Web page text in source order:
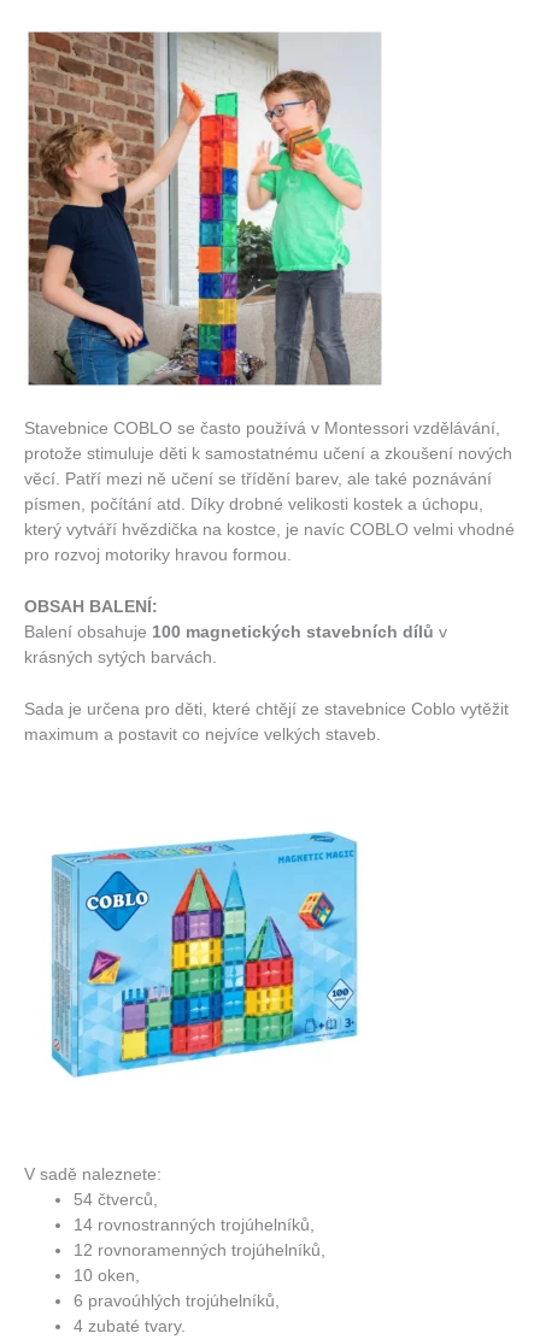
Stavebnice COBLO se často používá v Montessori vzdělávání,
protože stimuluje děti k samostatnému učení a zkoušení nových
věcí. Patří mezi ně učení se třídění barev, ale také poznávání
písmen, počítání atd. Díky drobné velikosti kostek a úchopu,
který vytváří hvězdička na kostce, je navíc COBLO velmi vhodné
pro rozvoj motoriky hravou formou.
OBSAH BALENÍ:
Balení obsahuje 100 magnetických stavebních dílů v
krásných sytých barvách.
Sada je určena pro děti, které chtějí ze stavebnice Coblo vytěžit
maximum a postavit co nejvíce velkých staveb.
V sadě naleznete:
54 čtverců,
14 rovnostranných trojúhelníků,
12 rovnoramenných trojúhelníků,
10 oken,
6 pravoúhlých trojúhelníků,
4 zubaté tvary.